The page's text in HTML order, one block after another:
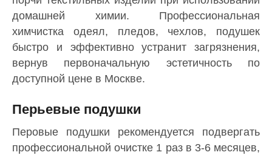
домашней химии. Профессиональная
химчистка одеял, пледов, чехлов, подушек
быстро и эффективно устранит загрязнения,
вернув первоначальную эстетичность по
доступной цене в Москве.
Перьевые подушки
Перовые подушки рекомендуется подвергать
профессиональной очистке 1 раз в 3-6 месяцев,